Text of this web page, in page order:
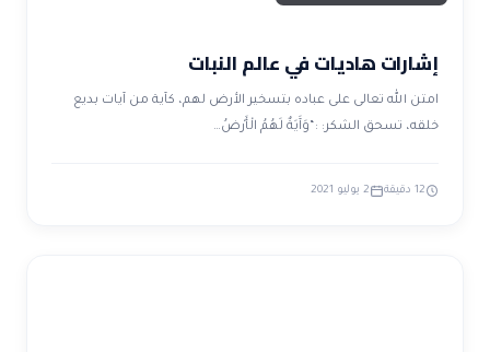
إشارات هاديات في عالم النبات
امتن الله تعالى على عباده بتسخير الأرض لهم، كآية من آيات بديع
خلقه، تسحق الشكر: :“وَآَيَةٌ لَهُمُ الْأَرْضُ…
12 دقيقة 2 يوليو 2021